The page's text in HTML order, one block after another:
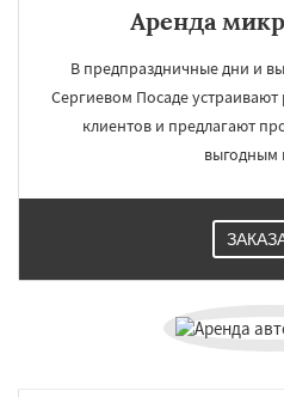
Аренда
В предпраздничные дни и
Сергиевом Посаде
клиентов и предлагают
выгодным